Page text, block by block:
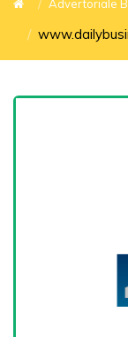
Advertoriale